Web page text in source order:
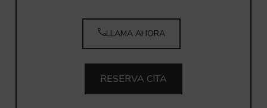
LLAMA AHORA
RESERVA CITA